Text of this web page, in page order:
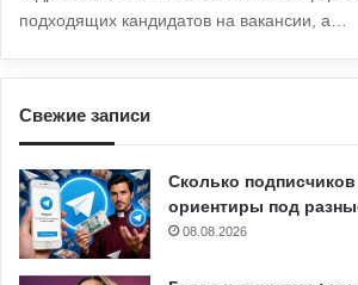
подходящих кандидатов на вакансии, а…
Свежие записи
Сколько
ориентиры под
08.08.2026